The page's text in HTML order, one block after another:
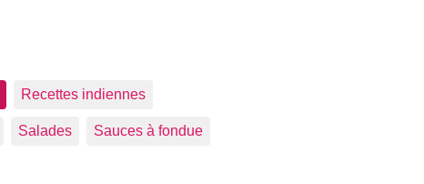
Recettes indiennes
Salades Sauces à fondue